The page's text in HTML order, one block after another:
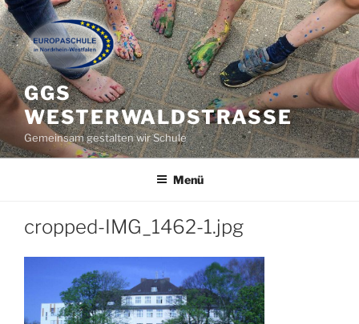
Zum
Inhalt
springen
GGS
WESTERWALDSTRASSE
Gemeinsam gestalten wir Schule
Menü
cropped-IMG_1462-1.jpg